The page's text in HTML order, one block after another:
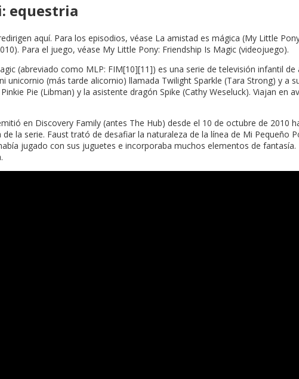
equestria
aquí. Para los episodios, véase La amistad es mágica (My Little
Para el juego, véase My Little Pony: Friendship Is Magic (videojuego).
(abreviado como MLP: FIM[10][11]) es una serie de televisión infantil
unicornio (más tarde alicornio) llamada Twilight Sparkle (Tara Strong) y a
Pie (Libman) y la asistente dragón Spike (Cathy Weseluck). Viajan
en Discovery Family (antes The Hub) desde el 10 de octubre de
la serie. Faust trató de desafiar la naturaleza de la línea de Mi
jugado con sus juguetes e incorporaba muchos elementos de